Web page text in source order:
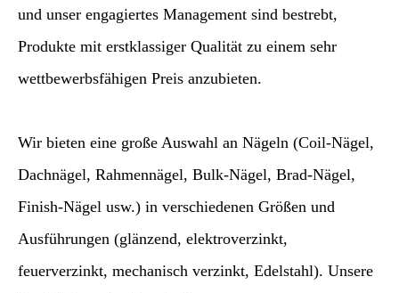
und unser engagiertes Management sind bestrebt,
Produkte mit erstklassiger Qualität zu einem sehr
wettbewerbsfähigen Preis anzubieten.
Wir bieten eine große Auswahl an Nägeln (Coil-Nägel,
Dachnägel, Rahmennägel, Bulk-Nägel, Brad-Nägel,
Finish-Nägel usw.) in verschiedenen Größen und
Ausführungen (glänzend, elektroverzinkt,
feuerverzinkt, mechanisch verzinkt, Edelstahl). Unsere